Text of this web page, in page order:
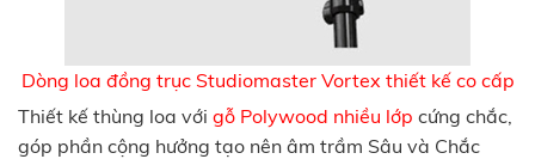
Dòng loa đồng trục Studiomaster Vortex thiết kế co cấp
Thiết kế thùng loa với gỗ Polywood nhiều lớp cứng chắc,
góp phần cộng hưởng tạo nên âm trầm Sâu và Chắc